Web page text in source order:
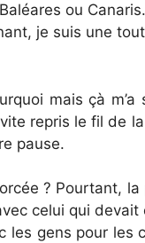
ou
je suis une
mais çà
vite repris le fil de
pause.
? Pourtant,
celui qui devait
gens pour les